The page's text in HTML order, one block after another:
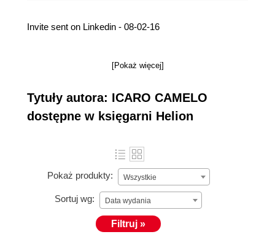
Invite sent on Linkedin - 08-02-16
[Pokaż więcej]
Tytuły autora: ICARO CAMELO
dostępne w księgarni Helion
Pokaż produkty: Wszystkie
Sortuj wg: Data wydania
Filtruj »